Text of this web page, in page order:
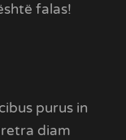
falas!
purus in
diam